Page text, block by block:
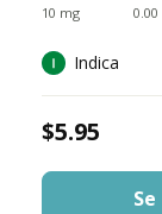
10 mg
Indica
$5.95